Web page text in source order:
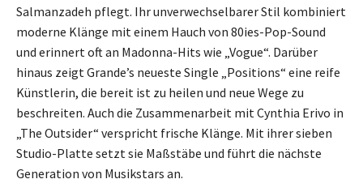
Salmanzadeh pflegt. Ihr unverwechselbarer Stil kombiniert
moderne Klänge mit einem Hauch von 80ies-Pop-Sound
und erinnert oft an Madonna-Hits wie „Vogue“. Darüber
hinaus zeigt Grande’s neueste Single „Positions“ eine reife
Künstlerin, die bereit ist zu heilen und neue Wege zu
beschreiten. Auch die Zusammenarbeit mit Cynthia Erivo in
„The Outsider“ verspricht frische Klänge. Mit ihrer sieben
Studio-Platte setzt sie Maßstäbe und führt die nächste
Generation von Musikstars an.